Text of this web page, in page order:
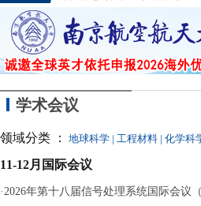
学术会议
领域分类 ： 地球科学 | 工程材料 | 化学科
11-12月国际会议
·2026年第十八届信号处理系统国际会议（